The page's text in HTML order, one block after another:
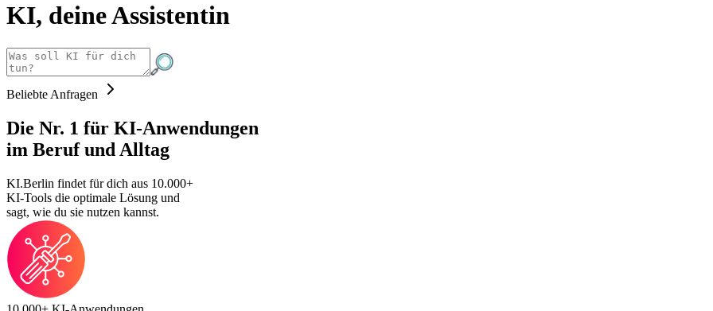
KI, deineAssistentin
Beliebte Anfragen
Die Nr. 1 für KI-Anwendungen
im Beruf und Alltag
KI.Berlin findet für dich aus 10.000+
KI-Tools die optimale Lösung und
sagt, wie du sie nutzen kannst.